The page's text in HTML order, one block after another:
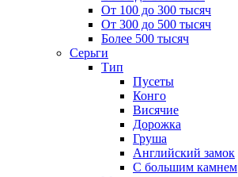
От 100 до 300 тысяч
От 300 до 500 тысяч
Более 500 тысяч
Серьги
Тип
Пусеты
Конго
Висячие
Дорожка
Груша
Английский замок
С большим камнем